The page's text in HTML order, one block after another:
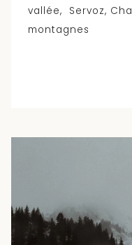
vallée, Servoz,
montagnes